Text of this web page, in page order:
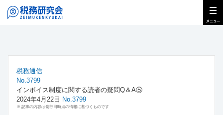
税務通信
No.3799
インボイス制度に関する読者の疑問Q＆A⑤
2024年4月22日 No.3799
※ 記事の内容は発行日時点の情報に基づくものです